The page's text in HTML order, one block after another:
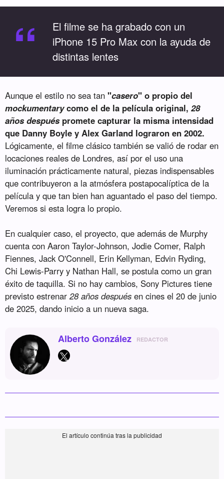
“
El filme se ha grabado con un
iPhone 15 Pro Max con la ayuda de
distintas lentes
Aunque el estilo no sea tan "casero" o propio del
mockumentarycomo el de la película original,28
años despuéspromete capturar la misma intensidad
que Danny Boyle y Alex Garland lograron en 2002.
Lógicamente, el filme clásico también se valió de rodar en
locaciones reales de Londres, así por el uso una
iluminación prácticamente natural, piezas indispensables
que contribuyeron a la atmósfera postapocalíptica de la
película y que tan bien han aguantado el paso del tiempo.
Veremos si esta logra lo propio.
En cualquier caso, el proyecto, que además de Murphy
cuenta con Aaron Taylor-Johnson, Jodie Comer, Ralph
Fiennes, Jack O'Connell, Erin Kellyman, Edvin Ryding,
Chi Lewis-Parry y Nathan Hall, se postula como un gran
éxito de taquilla. Si no hay cambios, Sony Pictures tiene
previsto estrenar28 años después en cines el 20 de junio
de 2025, dando inicio a un nueva saga.
Alberto González REDACTOR